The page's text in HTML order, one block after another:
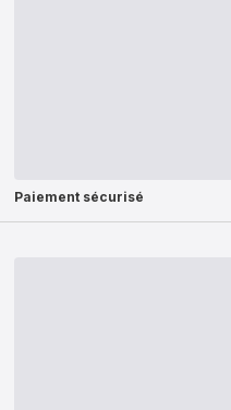
Paiement sécurisé